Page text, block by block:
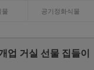
물 공기정화식물
업 거실 선물 집들이